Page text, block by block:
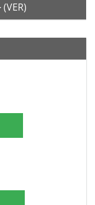
(VER)